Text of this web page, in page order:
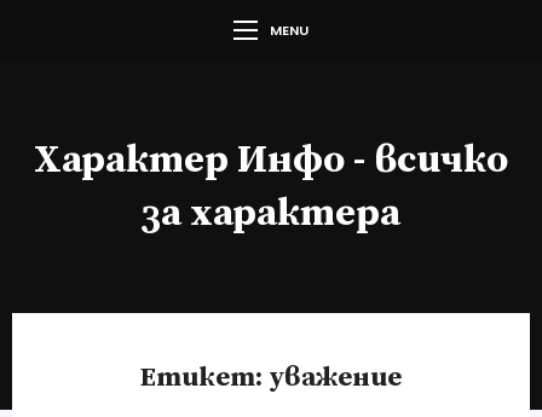
MENU
Характер Инфо - всичко
за характера
Етикет: уважение